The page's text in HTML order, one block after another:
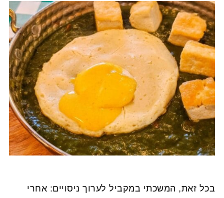
בכל זאת, המשכתי במקביל לערוך ניסויים: אחרי